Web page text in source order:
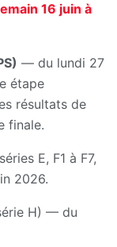
16 juin à
— du lundi 27
étape
résultats de
finale.
E, F1 à F7,
2026.
H) — du